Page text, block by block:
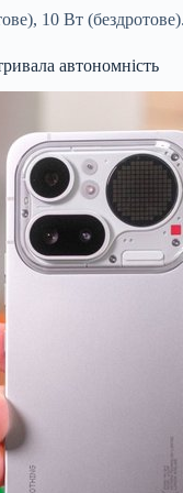
10 Вт
автономність